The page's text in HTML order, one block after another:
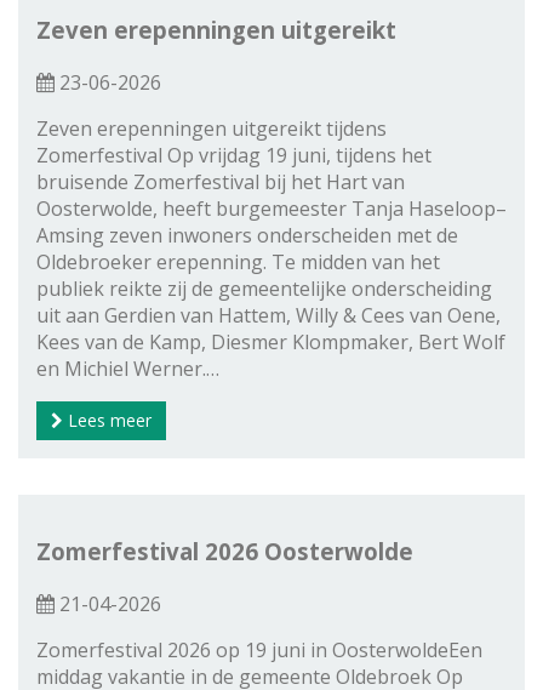
Zeven erepenningen uitgereikt
23-06-2026
Zeven erepenningen uitgereikt tijdens
Zomerfestival Op vrijdag 19 juni, tijdens het
bruisende Zomerfestival bij het Hart van
Oosterwolde, heeft burgemeester Tanja Haseloop–
Amsing zeven inwoners onderscheiden met de
Oldebroeker erepenning. Te midden van het
publiek reikte zij de gemeentelijke onderscheiding
uit aan Gerdien van Hattem, Willy & Cees van Oene,
Kees van de Kamp, Diesmer Klompmaker, Bert Wolf
en Michiel Werner.…
Lees meer
Zomerfestival 2026 Oosterwolde
21-04-2026
Zomerfestival 2026 op 19 juni in OosterwoldeEen
middag vakantie in de gemeente Oldebroek Op